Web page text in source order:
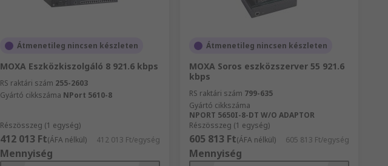
Átmenetileg nincsen készleten
MOXA Eszközkiszolgáló 8 921.6 kbps
RS raktári szám 255-2603
Gyártó cikkszáma NPort 5610-8
Részösszeg (1 egység)
412 013 Ft(ÁFA nélkül) 412 013 Ft/egység
Mennyiség
Átmenetileg nincsen készleten
MOXA Soros eszközszerver 55 921.6
kbps
RS raktári szám 799-635
Gyártó cikkszáma
NPORT 5650I-8-DT W/O ADAPTOR
Részösszeg (1 egység)
605 813 Ft(ÁFA nélkül) 605 813 Ft/egység
Mennyiség